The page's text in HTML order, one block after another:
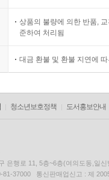
상품의 불량에 의한 반품,
준하여 처리됨
대금 환불 및 환불 지연에
청소년보호정책 도서홍보안내
은행로 11, 5층~6층(여의도동,일신
81-37000 통신판매업신고 : 제